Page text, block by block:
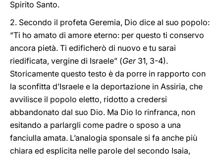
Spirito Santo.
2. Secondo il profeta Geremia, Dio dice al suo popolo:
“Ti ho amato di amore eterno: per questo ti conservo
ancora pietà. Ti edificherò di nuovo e tu sarai
riedificata, vergine di Israele” (Ger31, 3-4).
Storicamente questo testo è da porre in rapporto con
la sconfitta d’Israele e la deportazione in Assiria, che
avvilisce il popolo eletto, ridotto a credersi
abbandonato dal suo Dio. Ma Dio lo rinfranca, non
esitando a parlargli come padre o sposo a una
fanciulla amata. L’analogia sponsale si fa anche più
chiara ed esplicita nelle parole del secondo Isaia,